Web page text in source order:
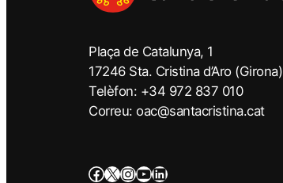
Plaça de Catalunya, 1
17246 Sta. Cristina d’Aro (Girona)
Telèfon: +34 972 837 010
Correu: oac@santacristina.cat